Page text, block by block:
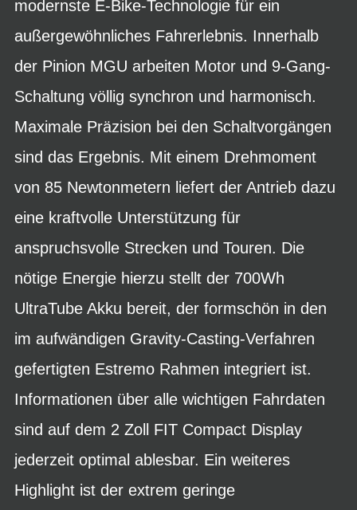
modernste E-Bike-Technologie für ein
außergewöhnliches Fahrerlebnis. Innerhalb
der Pinion MGU arbeiten Motor und 9-Gang-
Schaltung völlig synchron und harmonisch.
Maximale Präzision bei den Schaltvorgängen
sind das Ergebnis. Mit einem Drehmoment
von 85 Newtonmetern liefert der Antrieb dazu
eine kraftvolle Unterstützung für
anspruchsvolle Strecken und Touren. Die
nötige Energie hierzu stellt der 700Wh
UltraTube Akku bereit, der formschön in den
im aufwändigen Gravity-Casting-Verfahren
gefertigten Estremo Rahmen integriert ist.
Informationen über alle wichtigen Fahrdaten
sind auf dem 2 Zoll FIT Compact Display
jederzeit optimal ablesbar. Ein weiteres
Highlight ist der extrem geringe